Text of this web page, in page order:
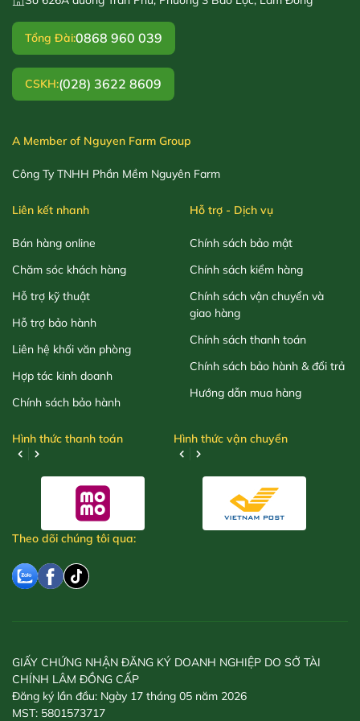
Tổng Đài:0868 960 039
CSKH:(028) 3622 8609
A Member of Nguyen Farm Group
Công Ty TNHH Phần Mềm Nguyên Farm
Liên kết nhanh
Bán hàng online
Chăm sóc khách hàng
Hỗ trợ kỹ thuật
Hỗ trợ bảo hành
Liên hệ khối văn phòng
Hợp tác kinh doanh
Chính sách bảo hành
Hỗ trợ - Dịch vụ
Chính sách bảo mật
Chính sách kiểm hàng
Chính sách vận chuyển và
giao hàng
Chính sách thanh toán
Chính sách bảo hành & đổi trả
Hướng dẫn mua hàng
Hình thức thanh toán Hình thức vận chuyển
Theo dõi chúng tôi qua:
GIẤY CHỨNG NHẬN ĐĂNG KÝ DOANH NGHIỆP DO SỞ TÀI
CHÍNH LÂM ĐỒNG CẤP
Đăng ký lần đầu: Ngày 17 tháng 05 năm 2026
MST: 5801573717